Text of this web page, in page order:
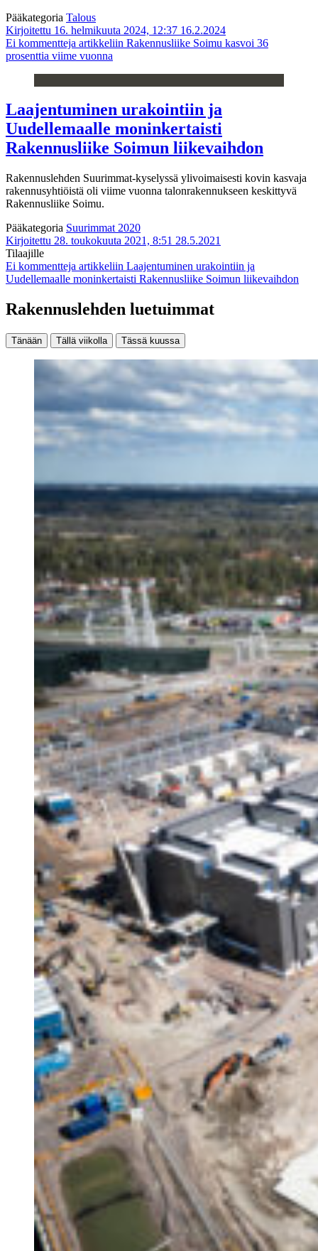
Pääkategoria Talous
Kirjoitettu 16. helmikuuta 2024, 12:37 16.2.2024
Ei kommentteja artikkeliin Rakennusliike Soimu kasvoi 36
prosenttia viime vuonna
Laajentuminen urakointiin ja
Uudellemaalle moninkertaisti
Rakennusliike Soimun liikevaihdon
Rakennuslehden Suurimmat-kyselyssä ylivoimaisesti kovin kasvaja
rakennusyhtiöistä oli viime vuonna talonrakennukseen keskittyvä
Rakennusliike Soimu.
Pääkategoria Suurimmat 2020
Kirjoitettu 28. toukokuuta 2021, 8:51 28.5.2021
Tilaajille
Ei kommentteja artikkeliin Laajentuminen urakointiin ja
Uudellemaalle moninkertaisti Rakennusliike Soimun liikevaihdon
Rakennuslehden luetuimmat
Tänään Tällä viikolla Tässä kuussa